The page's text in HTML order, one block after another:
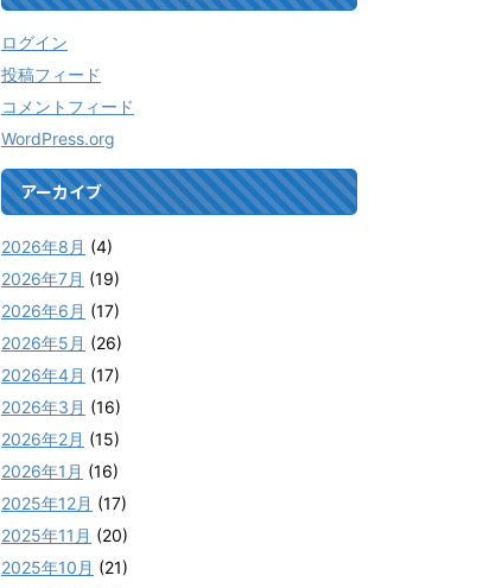
ログイン
投稿フィード
コメントフィード
WordPress.org
アーカイブ
2026年8月 (4)
2026年7月 (19)
2026年6月 (17)
2026年5月 (26)
2026年4月 (17)
2026年3月 (16)
2026年2月 (15)
2026年1月 (16)
2025年12月 (17)
2025年11月 (20)
2025年10月 (21)